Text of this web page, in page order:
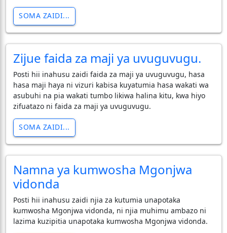
SOMA ZAIDI...
Zijue faida za maji ya uvuguvugu.
Posti hii inahusu zaidi faida za maji ya uvuguvugu, hasa
hasa maji haya ni vizuri kabisa kuyatumia hasa wakati wa
asubuhi na pia wakati tumbo likiwa halina kitu, kwa hiyo
zifuatazo ni faida za maji ya uvuguvugu.
SOMA ZAIDI...
Namna ya kumwosha Mgonjwa
vidonda
Posti hii inahusu zaidi njia za kutumia unapotaka
kumwosha Mgonjwa vidonda, ni njia muhimu ambazo ni
lazima kuzipitia unapotaka kumwosha Mgonjwa vidonda.